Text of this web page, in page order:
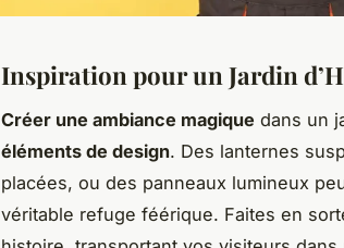
Inspiration pour un Jardin
Créer une ambiance magique dans un
éléments de design. Des lanternes
placées, ou des panneaux lumineux
véritable refuge féérique. Faites en